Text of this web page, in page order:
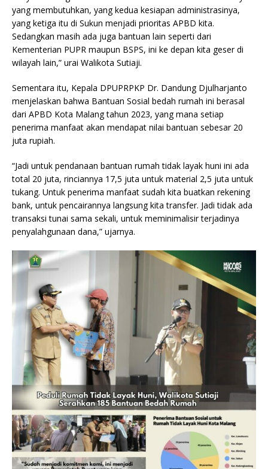
yang membutuhkan, yang kedua kesiapan administrasinya,
yang ketiga itu di Sukun menjadi prioritas APBD kita.
Sedangkan masih ada juga bantuan lain seperti dari
Kementerian PUPR maupun BSPS, ini ke depan kita geser di
wilayah lain,” urai Walikota Sutiaji.
Sementara itu, Kepala DPUPRPKP Dr. Dandung Djulharjanto
menjelaskan bahwa Bantuan Sosial bedah rumah ini berasal
dari APBD Kota Malang tahun 2023, yang mana setiap
penerima manfaat akan mendapat nilai bantuan sebesar 20
juta rupiah.
“Jadi untuk pendanaan bantuan rumah tidak layak huni ini ada
total 20 juta, rinciannya 17,5 juta untuk material 2,5 juta untuk
tukang. Untuk penerima manfaat sudah kita buatkan rekening
bank, untuk pencairannya langsung kita transfer. Jadi tidak ada
transaksi tunai sama sekali, untuk meminimalisir terjadinya
penyalahgunaan dana,” ujarnya.